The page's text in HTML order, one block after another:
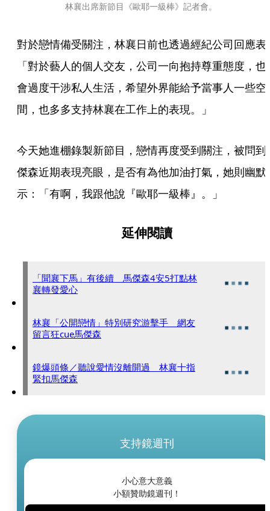
林襄出席新節目《歐耶一級棒》記者會。
對於戀情備受關注，林襄日前也透過經紀公司回應表
「對於藝人的個人交友，公司一向抱持尊重態度，也
會過度干涉私人生活，希望外界能給予當事人一些空
間，也多多支持林襄在工作上的表現。」
今天她進棚錄製新節目，戀情再度受到關注，被問到
傑森近期表現亮眼，是否有為他加油打氣，她則幽默
示：「有啊，我跟他說『歐耶一級棒』。」
延伸閱讀
「聞襄下馬」有後續 馬傑森4安5打點林
襄轉發愛心
林襄「公開戀情」特別研究游擊手 網友
留言狂cue馬傑森
鏡爆頭條／聽說愛情沒離開過 林襄十指
緊扣馬傑森
支持鏡週刊
小心意大意義
小額贊助鏡週刊！